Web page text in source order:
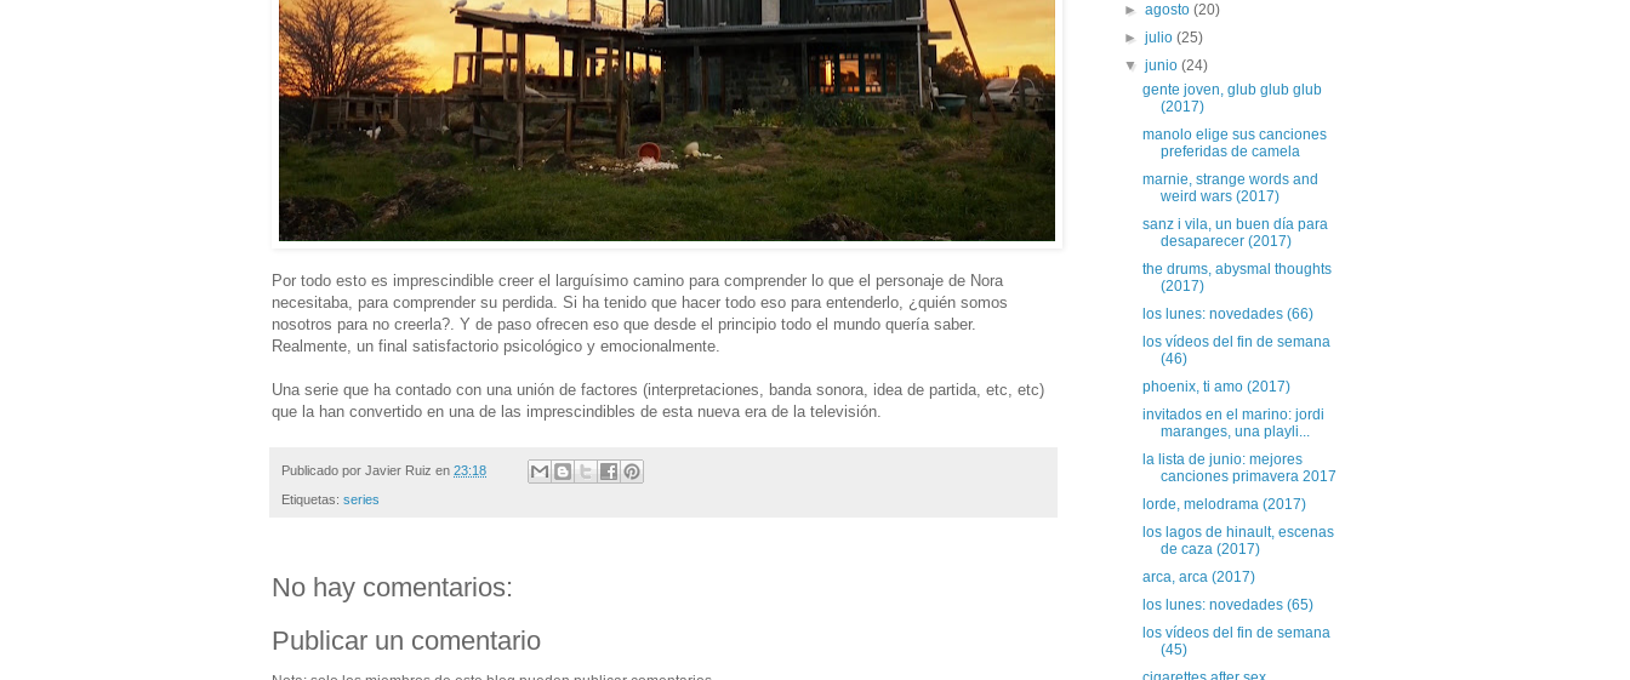
Por todo esto es imprescindible creer el larguísimo camino para comprender lo que el personaje de Nora
necesitaba, para comprender su perdida. Si ha tenido que hacer todo eso para entenderlo, ¿quién somos
nosotros para no creerla?. Y de paso ofrecen eso que desde el principio todo el mundo quería saber.
Realmente, un final satisfactorio psicológico y emocionalmente.
Una serie que ha contado con una unión de factores (interpretaciones, banda sonora, idea de partida, etc, etc)
que la han convertido en una de las imprescindibles de esta nueva era de la televisión.
Publicado por Javier Ruiz en 23:18
Etiquetas: series
No hay comentarios:
Publicar un comentario
►agosto(20)
►julio(25)
▼junio(24)
gente joven, glub glub glub
(2017)
manolo elige sus canciones
preferidas de camela
marnie, strange words and
weird wars (2017)
sanz i vila, un buen día para
desaparecer (2017)
the drums, abysmal thoughts
(2017)
los lunes: novedades (66)
los vídeos del fin de semana
(46)
phoenix, ti amo (2017)
invitados en el marino: jordi
maranges, una playli...
la lista de junio: mejores
canciones primavera 2017
lorde, melodrama (2017)
los lagos de hinault, escenas
de caza (2017)
arca, arca (2017)
los lunes: novedades (65)
los vídeos del fin de semana
(45)